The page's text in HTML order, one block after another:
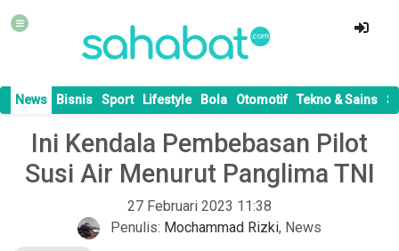
News Bisnis Sport Lifestyle Bola Otomotif Tekno & Sains
Ini Kendala Pembebasan Pilot
Susi Air Menurut Panglima TNI
27 Februari 2023 11:38
Penulis: Mochammad Rizki, News